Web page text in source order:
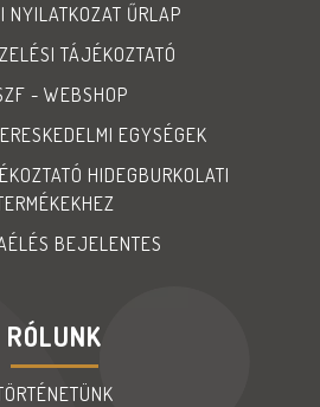
NYILATKOZAT ŰRLAP
TÁJÉKOZTATÓ
- WEBSHOP
EGYSÉGEK
HIDEGBURKOLATI
BEJELENTES
RÓLUNK